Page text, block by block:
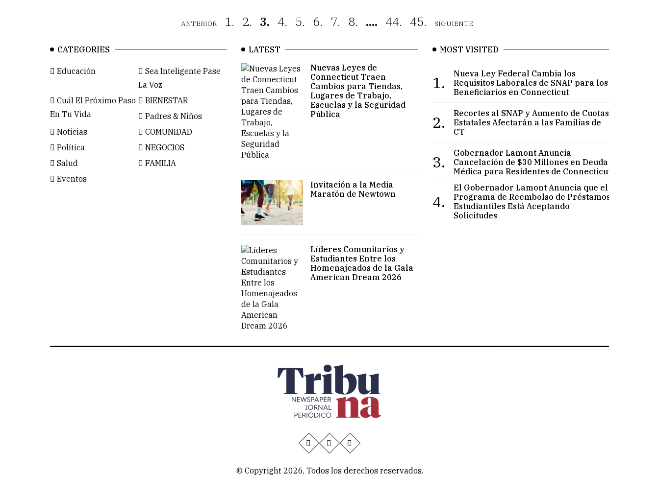
ANTERIOR 1. 2. 3. 4. 5. 6. 7. 8. .... 44. 45. SIGUIENTE
CATEGORIES
Educación
Sea Inteligente Pase
La Voz
Cuál El Próximo Paso
En Tu Vida
BIENESTAR
Padres & Niños
Noticias
COMUNIDAD
Política
NEGOCIOS
Salud
FAMILIA
Eventos
LATEST
Nuevas Leyes de
Connecticut Traen
Cambios para Tiendas,
Lugares de Trabajo,
Escuelas y la Seguridad
Pública
Invitación a la Media
Maratón de Newtown
Líderes Comunitarios y
Estudiantes Entre los
Homenajeados de la Gala
American Dream 2026
MOST VISITED
1.
Nueva Ley Federal Cambia los
Requisitos Laborales de SNAP para los
Beneficiarios en Connecticut
2.
Recortes al SNAP y Aumento de Cuotas
Estatales Afectarán a las Familias de
CT
3.
Gobernador Lamont Anuncia
Cancelación de $30 Millones en Deuda
Médica para Residentes de Connecticut
4.
El Gobernador Lamont Anuncia que el
Programa de Reembolso de Préstamos
Estudiantiles Está Aceptando
Solicitudes
© Copyright 2026, Todos los derechos reservados.